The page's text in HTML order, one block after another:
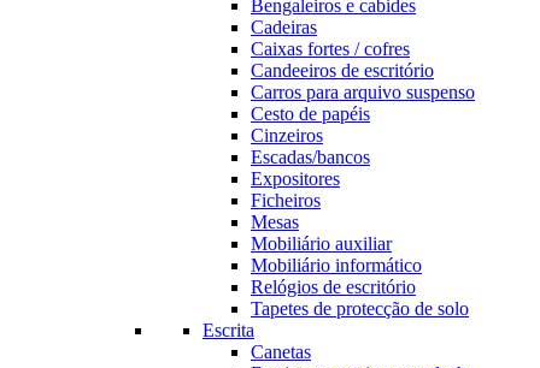
Bengaleiros e cabides
Cadeiras
Caixas fortes / cofres
Candeeiros de escritório
Carros para arquivo suspenso
Cesto de papéis
Cinzeiros
Escadas/bancos
Expositores
Ficheiros
Mesas
Mobiliário auxiliar
Mobiliário informático
Relógios de escritório
Tapetes de protecção de solo
Escrita
Canetas